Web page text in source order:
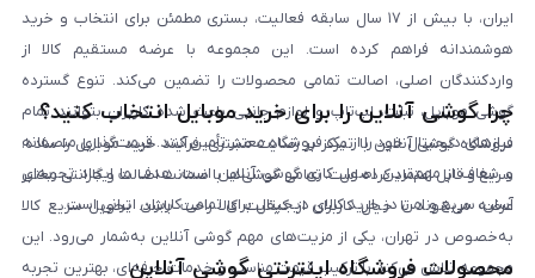
ایران، با بیش از ۱۷ سال سابقه فعالیت، بستری مطمئن برای انتخاب و خرید
هوشمندانه فراهم کرده است. این مجموعه با عرضه مستقیم کالا از
واردکنندگان اصلی، اصالت تمامی محصولات را تضمین می‌کند. تنوع گسترده
گوشی موبایل، تبلت، لپ‌تاپ و لوازم جانبی باعث شده کاربران بتوانند تمام
نیازهای دیجیتال خود را از یک فروشگاه معتبر تأمین کنند. قیمت‌گذاری منصفانه
و شفاف از مهم‌ترین اصول کاری گوشی آنلاین است. هدف ما ایجاد تجربه‌ای
آسان، سریع و امن در خرید کالای دیجیتال برای تمامی کاربران ایرانی است.
چرا گوشی آنلاین را برای خرید موبایل انتخاب کنید؟
فروشگاه گوشی آنلاین با تمرکز بر رضایت مشتری، فرآیند خرید موبایل را ساده،
سریع و قابل اعتماد کرده است. تمامی گوشی‌ها با ضمانت اصالت و گارانتی معتبر
عرضه می‌شوند تا خیال کاربران از کیفیت کالا راحت باشد. تحویل سریع کالا
به‌خصوص در تهران، یکی از مزیت‌های مهم گوشی آنلاین به‌شمار می‌رود. این
مجموعه تلاش می‌کند با ترکیب قیمت مناسب و خدمات حرفه‌ای، بهترین تجربه
محصولات فروشگاه اینترنتی گوشی آنلاین